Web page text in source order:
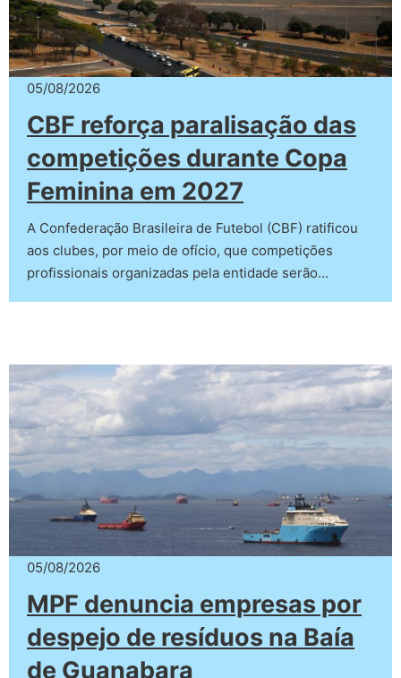
05/08/2026
CBF reforça paralisação das
competições durante Copa
Feminina em 2027
A Confederação Brasileira de Futebol (CBF) ratificou
aos clubes, por meio de ofício, que competições
profissionais organizadas pela entidade serão…
05/08/2026
MPF denuncia empresas por
despejo de resíduos na Baía
de Guanabara